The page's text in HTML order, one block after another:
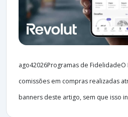
ago42026Programas de
comissões em compras realizadas
banners deste artigo, sem que isso